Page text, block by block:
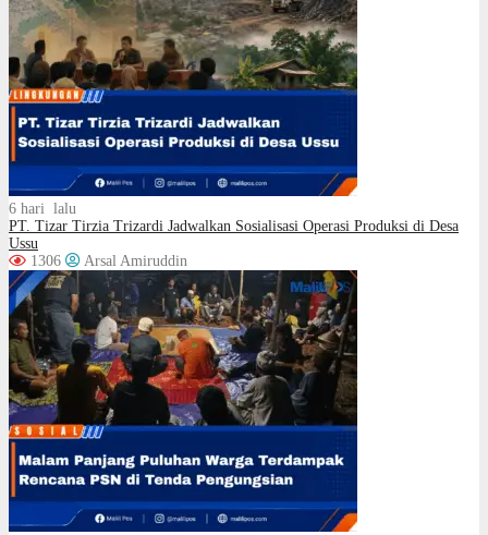
6 hari lalu
PT. Tizar Tirzia Trizardi Jadwalkan Sosialisasi Operasi Produksi di Desa
Ussu
1306
Arsal Amiruddin